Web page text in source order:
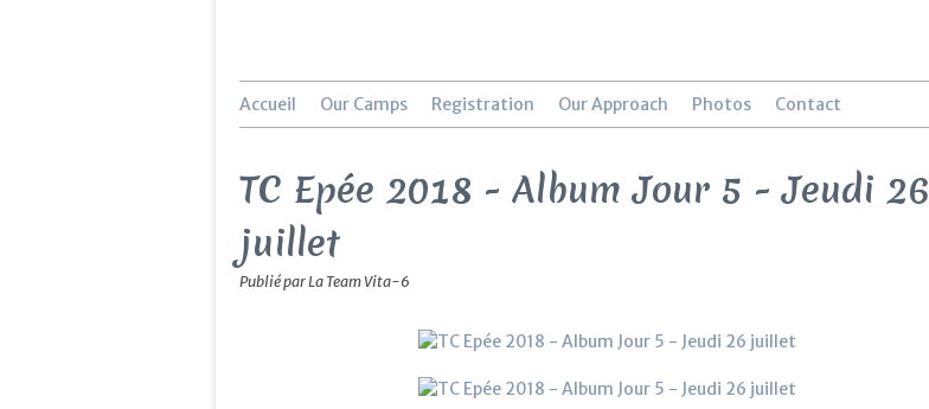
Accueil Our Camps Registration Our Approach Photos Contact
TC Epée 2018 - Album Jour 5 - Jeudi 26
juillet
Publié par La Team Vita-6